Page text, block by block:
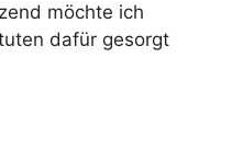
möchte ich
dafür gesorgt